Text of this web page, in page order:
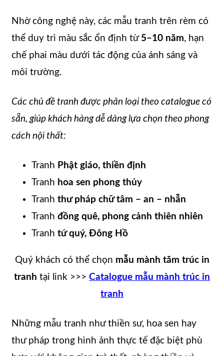
Nhờ công nghệ này, các mẫu tranh trên rèm có
thể duy trì màu sắc ổn định từ 5–10 năm, hạn
chế phai màu dưới tác động của ánh sáng và
môi trường.
Các chủ đề tranh được phân loại theo catalogue có
sẵn, giúp khách hàng dễ dàng lựa chọn theo phong
cách nội thất:
Tranh Phật giáo, thiền định
Tranh hoa sen phong thủy
Tranh thư pháp chữ tâm – an – nhẫn
Tranh đồng quê, phong cảnh thiên nhiên
Tranh tứ quý, Đông Hồ
Quý khách có thể chọn mẫu mành tăm trúc in
tranh tại link >>> Catalogue mẫu mành trúc in
tranh
Những mẫu tranh như thiền sư, hoa sen hay
thư pháp trong hình ảnh thực tế đặc biệt phù